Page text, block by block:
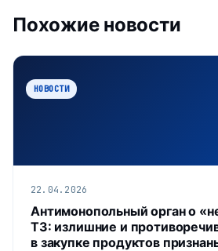
Похожие новости
НОВОСТИ
22.04.2026
Антимонопольный орган о
ТЗ: излишние и
в закупке продуктов